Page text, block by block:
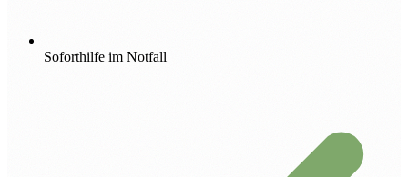
Soforthilfe im Notfall